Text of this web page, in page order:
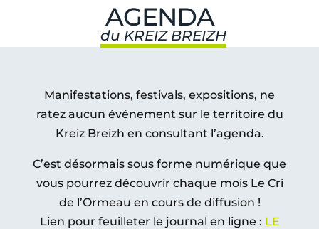
AGENDA
du KREIZ BREIZH
Manifestations, festivals, expositions, ne
ratez aucun événement sur le territoire du
Kreiz Breizh en consultant l’agenda.
C’est désormais sous forme numérique que
vous pourrez découvrir chaque mois Le Cri
de l’Ormeau en cours de diffusion !
Lien pour feuilleter le journal en ligne : LE